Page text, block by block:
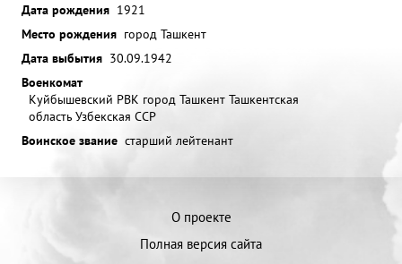
Дата рождения 1921
Место рождения город Ташкент
Дата выбытия 30.09.1942
Военкомат
Куйбышевский РВК город Ташкент Ташкентская
область Узбекская ССР
Воинское звание старший лейтенант
О проекте
Полная версия сайта